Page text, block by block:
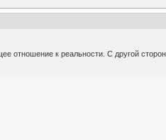
отношение к реальности. С другой